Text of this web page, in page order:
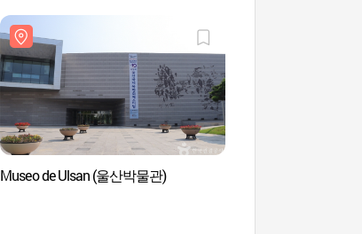
Museo de Ulsan (울산박물관)